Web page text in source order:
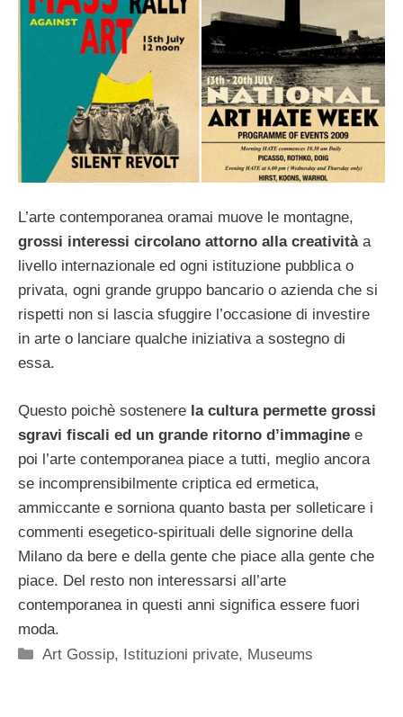
L’arte contemporanea oramai muove le montagne,
grossi interessi circolano attorno alla creatività a
livello internazionale ed ogni istituzione pubblica o
privata, ogni grande gruppo bancario o azienda che si
rispetti non si lascia sfuggire l’occasione di investire
in arte o lanciare qualche iniziativa a sostegno di
essa.
Questo poichè sostenere la cultura permette grossi
sgravi fiscali ed un grande ritorno d’immagine e
poi l’arte contemporanea piace a tutti, meglio ancora
se incomprensibilmente criptica ed ermetica,
ammiccante e sorniona quanto basta per solleticare i
commenti esegetico-spirituali delle signorine della
Milano da bere e della gente che piace alla gente che
piace. Del resto non interessarsi all’arte
contemporanea in questi anni significa essere fuori
moda.
Categorie
Art Gossip, Istituzioni private, Museums